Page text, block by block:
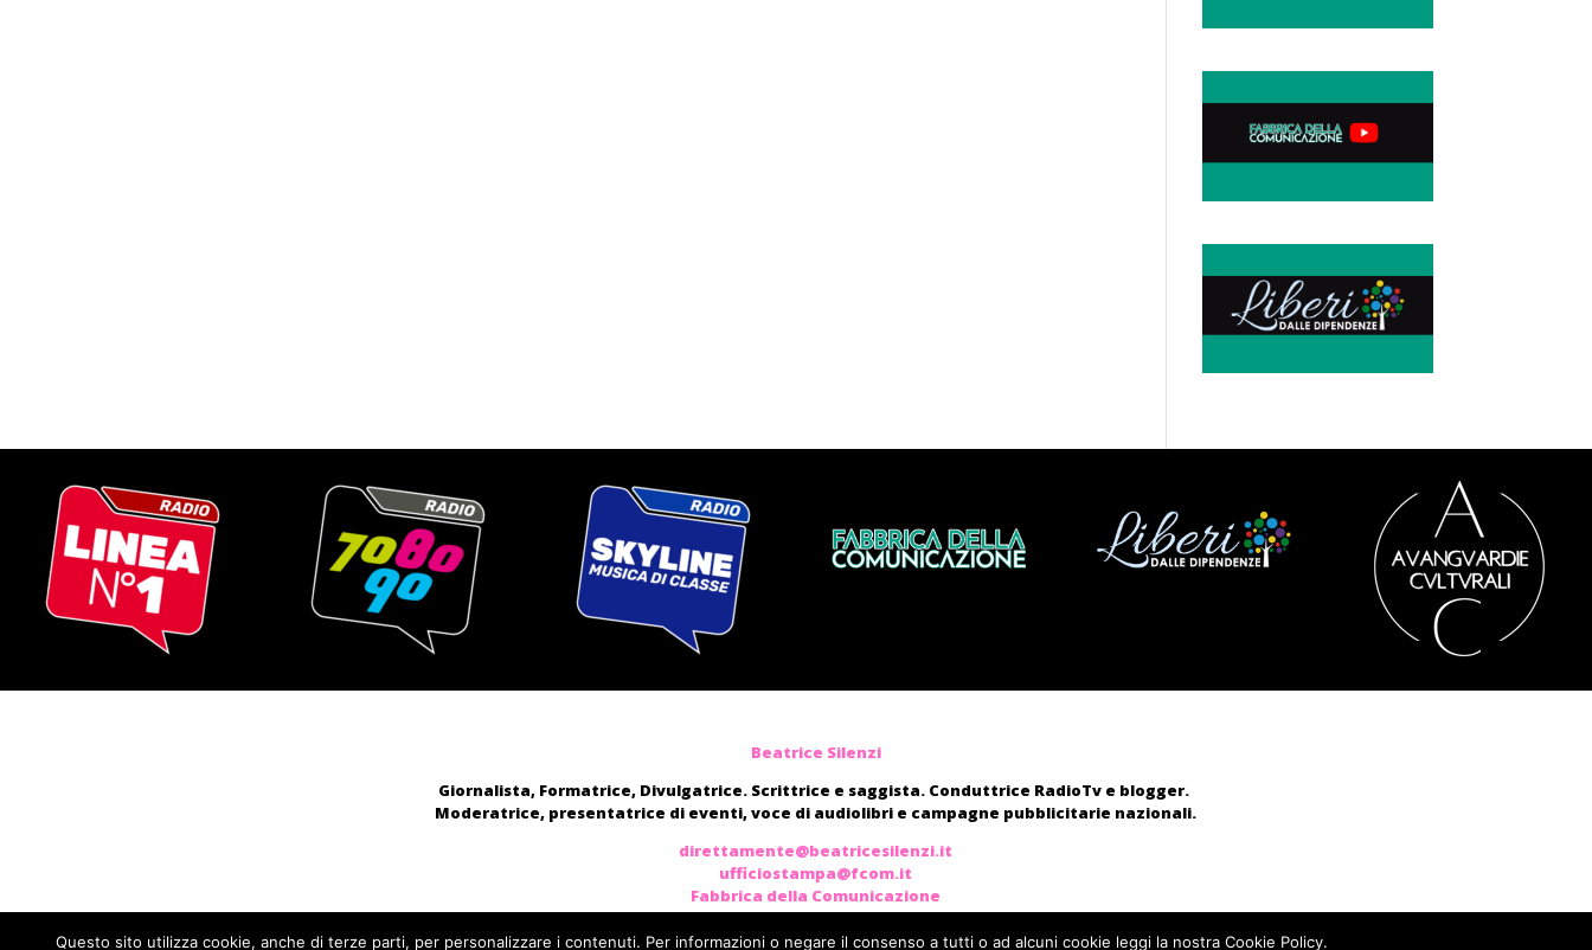
Beatrice Silenzi
Giornalista, Formatrice, Divulgatrice. Scrittrice e saggista. Conduttrice RadioTv e blogger.
Moderatrice, presentatrice di eventi, voce di audiolibri e campagne pubblicitarie nazionali.
direttamente@beatricesilenzi.it
ufficiostampa@fcom.it
Fabbrica della Comunicazione
Questo sito utilizza cookie, anche di terze parti, per personalizzare i contenuti. Per informazioni o negare il consenso a tutti o ad alcuni cookie leggi la nostra Cookie Policy.